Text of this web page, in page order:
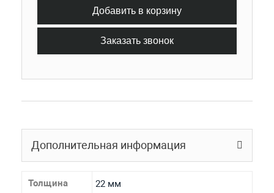
Добавить в корзину
Заказать звонок
Дополнительная информация
Толщина 22 мм